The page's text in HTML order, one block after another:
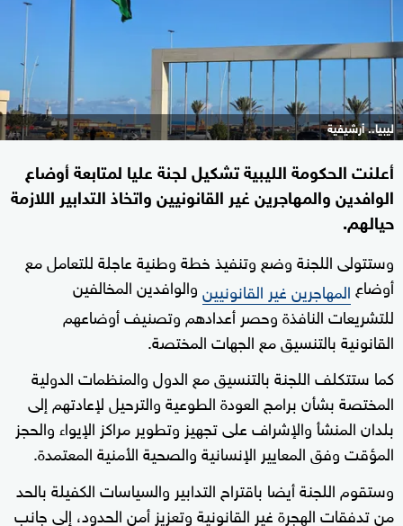
ليبيا.. أرشيفية
أعلنت الحكومة الليبية تشكيل لجنة عليا لمتابعة أوضاع
الوافدين والمهاجرين غير القانونيين واتخاذ التدابير اللازمة
حيالهم.
وستتولى اللجنة وضع وتنفيذ خطة وطنية عاجلة للتعامل مع
أوضاعالمهاجرين غير القانونيينوالوافدين المخالفين
للتشريعات النافذة وحصر أعدادهم وتصنيف أوضاعهم
القانونية بالتنسيق مع الجهات المختصة.
كما ستتكلف اللجنة بالتنسيق مع الدول والمنظمات الدولية
المختصة بشأن برامج العودة الطوعية والترحيل لإعادتهم إلى
بلدان المنشأ والإشراف على تجهيز وتطوير مراكز الإيواء والحجز
المؤقت وفق المعايير الإنسانية والصحية الأمنية المعتمدة.
وستقوم اللجنة أيضا باقتراح التدابير والسياسات الكفيلة بالحد
من تدفقات الهجرة غير القانونية وتعزيز أمن الحدود، إلى جانب